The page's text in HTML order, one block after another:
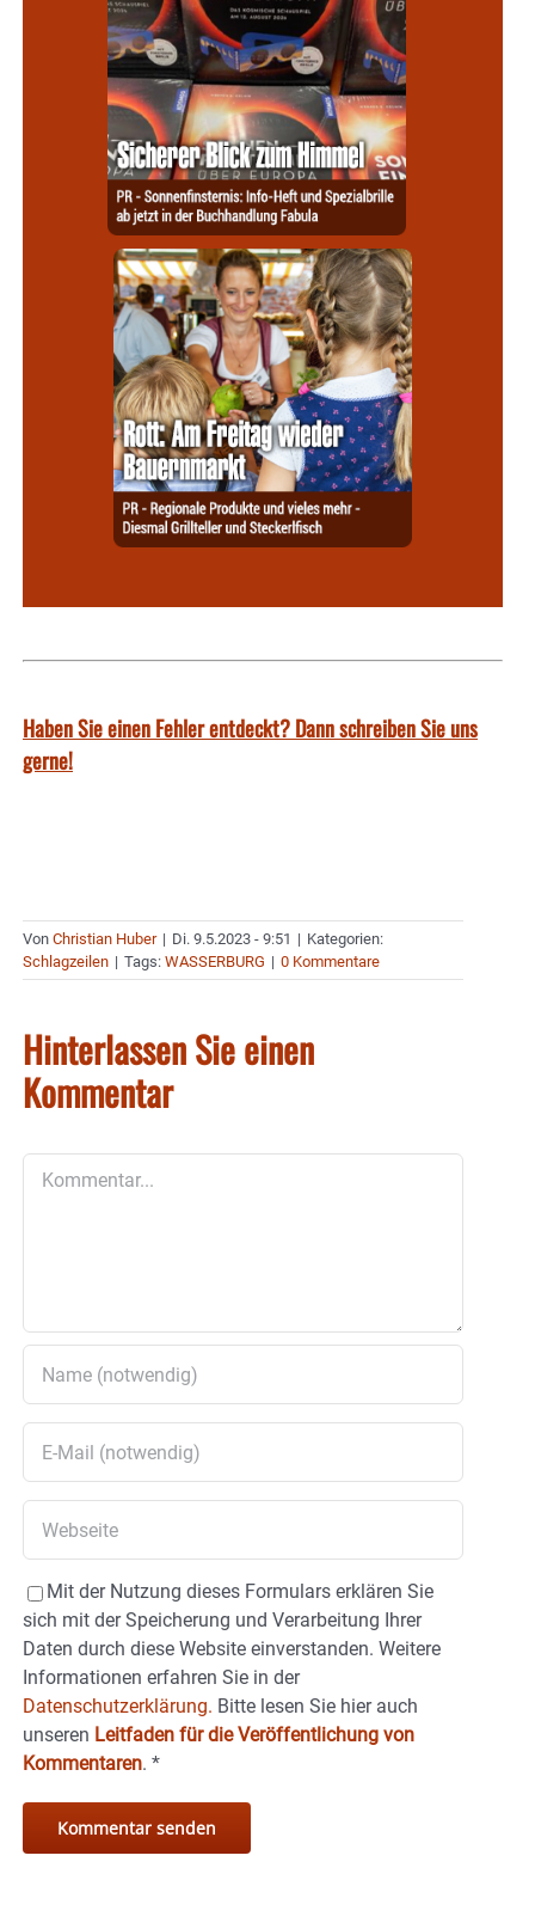
Haben Sie einen Fehler entdeckt? Dann schreiben Sie uns
gerne!
Von Christian Huber | Di. 9.5.2023 - 9:51 | Kategorien:
Schlagzeilen | Tags: WASSERBURG | 0 Kommentare
Hinterlassen Sie einen
Kommentar
Mit der Nutzung dieses Formulars erklären Sie
sich mit der Speicherung und Verarbeitung Ihrer
Daten durch diese Website einverstanden. Weitere
Informationen erfahren Sie in der
Datenschutzerklärung. Bitte lesen Sie hier auch
unseren Leitfaden für die Veröffentlichung von
Kommentaren. *